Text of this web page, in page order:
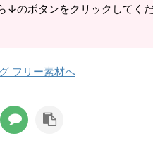
↓のボタンをクリックしてく